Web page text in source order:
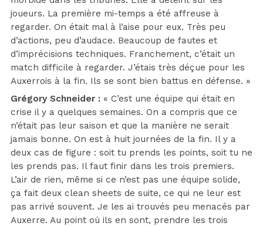
joueurs. La première mi-temps a été affreuse à
regarder. On était mal à l’aise pour eux. Très peu
d’actions, peu d’audace. Beaucoup de fautes et
d’imprécisions techniques. Franchement, c’était un
match difficile à regarder. J’étais très déçue pour les
Auxerrois à la fin. Ils se sont bien battus en défense. »
Grégory Schneider : « C’est une équipe qui était en
crise il y a quelques semaines. On a compris que ce
n’était pas leur saison et que la manière ne serait
jamais bonne. On est à huit journées de la fin. Il y a
deux cas de figure : soit tu prends les points, soit tu ne
les prends pas. Il faut finir dans les trois premiers.
L’air de rien, même si ce n’est pas une équipe solide,
ça fait deux clean sheets de suite, ce qui ne leur est
pas arrivé souvent. Je les ai trouvés peu menacés par
Auxerre. Au point où ils en sont, prendre les trois